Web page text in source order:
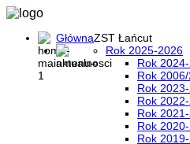
GłównaZST Łańcut
Rok 2025-2026
Rok
Rok
Rok
Rok
Rok
Rok
Rok